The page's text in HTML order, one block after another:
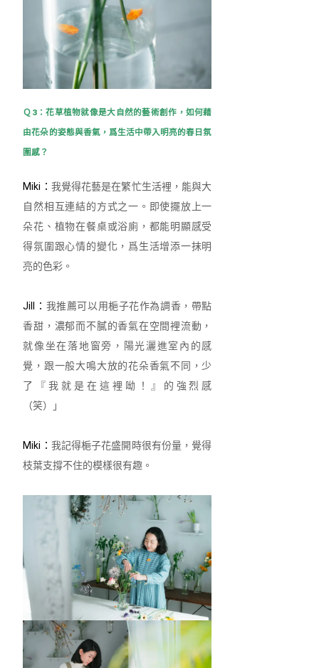
Ｑ3：花草植物就像是大自然的藝術創作，如何藉
由花朵的姿態與香氣，爲生活中帶入明亮的春日氛
圍感？
Miki： 我覺得花藝是在繁忙生活裡，能與大
自然相互連結的方式之一。即使擺放上一
朵花、植物在餐桌或浴廁，都能明顯感受
得氛圍跟心情的變化，爲生活增添一抹明
亮的色彩。
Jill： 我推薦可以用梔子花作為調香，帶點
香甜，濃郁而不膩的香氣在空間裡流動，
就像坐在落地窗旁，陽光灑進室內的感
覺，跟一般大鳴大放的花朵香氣不同，少
了『我就是在這裡呦！』的強烈感
（笑）」
Miki： 我記得梔子花盛開時很有份量，覺得
枝葉支撐不住的模樣很有趣。